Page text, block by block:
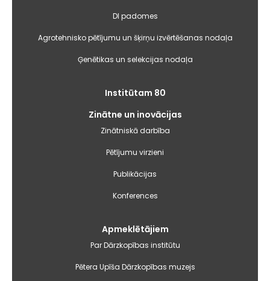
DI padomes
Agrotehnisko pētījumu un šķirņu izvērtēšanas nodaļa
Ģenētikas un selekcijas nodaļa
Institūtam 80
Zinātne un inovācijas
Zinātniskā darbība
Pētījumu virzieni
Publikācijas
Konferences
Apmeklētājiem
Par Dārzkopības institūtu
Pētera Upīša Dārzkopības muzejs